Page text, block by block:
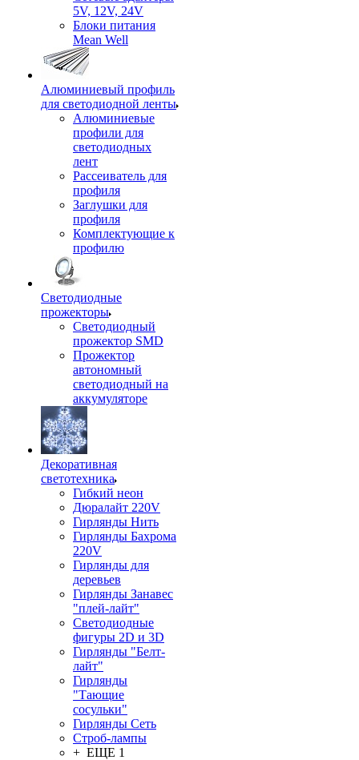
5V, 12V, 24V
Блоки питания
Mean Well
Алюминиевый профиль
для светодиодной ленты
Алюминиевые
профили для
светодиодных
лент
Рассеиватель для
профиля
Заглушки для
профиля
Комплектующие к
профилю
Светодиодные
прожекторы
Светодиодный
прожектор SMD
Прожектор
автономный
светодиодный на
аккумуляторе
Декоративная
светотехника
Гибкий неон
Дюралайт 220V
Гирлянды Нить
Гирлянды Бахрома
220V
Гирлянды для
деревьев
Гирлянды Занавес
"плей-лайт"
Светодиодные
фигуры 2D и 3D
Гирлянды "Белт-
лайт"
Гирлянды
"Тающие
сосульки"
Гирлянды Сеть
Строб-лампы
+ ЕЩЕ 1